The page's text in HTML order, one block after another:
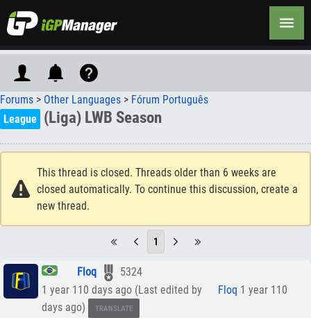
Forums > Other Languages > Fórum Português
League (Liga) LWB Season
This thread is closed. Threads older than 6 weeks are
closed automatically. To continue this discussion, create a
new thread.
1
ﾠ Floq
5324
1 year 110 days ago (Last edited by
ﾠ Floq 1 year 110
days ago)
TRANSLATE